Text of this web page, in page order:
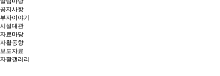
공지사항
부자이야기
시설대관
자료마당
자활동향
보도자료
자활갤러리